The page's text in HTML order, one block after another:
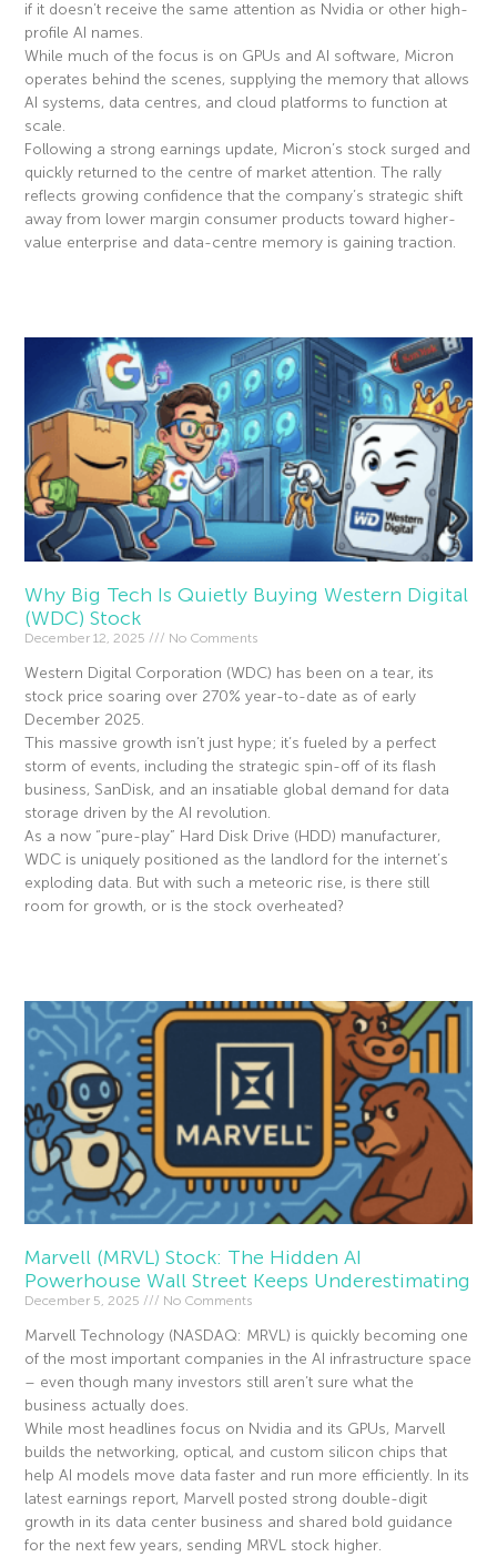
if it doesn’t receive the same attention as Nvidia or other high-
profile AI names.
While much of the focus is on GPUs and AI software, Micron
operates behind the scenes, supplying the memory that allows
AI systems, data centres, and cloud platforms to function at
scale.
Following a strong earnings update, Micron’s stock surged and
quickly returned to the centre of market attention. The rally
reflects growing confidence that the company’s strategic shift
away from lower margin consumer products toward higher-
value enterprise and data-centre memory is gaining traction.
Why Big Tech Is Quietly Buying Western Digital
(WDC) Stock
December 12, 2025 No Comments
Western Digital Corporation (WDC) has been on a tear, its
stock price soaring over 270% year-to-date as of early
December 2025.
This massive growth isn’t just hype; it’s fueled by a perfect
storm of events, including the strategic spin-off of its flash
business, SanDisk, and an insatiable global demand for data
storage driven by the AI revolution.
As a now “pure-play” Hard Disk Drive (HDD) manufacturer,
WDC is uniquely positioned as the landlord for the internet’s
exploding data. But with such a meteoric rise, is there still
room for growth, or is the stock overheated?
Marvell (MRVL) Stock: The Hidden AI
Powerhouse Wall Street Keeps Underestimating
December 5, 2025 No Comments
Marvell Technology (NASDAQ: MRVL) is quickly becoming one
of the most important companies in the AI infrastructure space
– even though many investors still aren’t sure what the
business actually does.
While most headlines focus on Nvidia and its GPUs, Marvell
builds the networking, optical, and custom silicon chips that
help AI models move data faster and run more efficiently. In its
latest earnings report, Marvell posted strong double-digit
growth in its data center business and shared bold guidance
for the next few years, sending MRVL stock higher.